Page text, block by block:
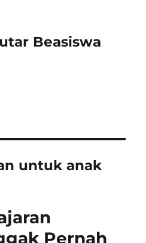
Beasiswa
untuk anak
Pernah